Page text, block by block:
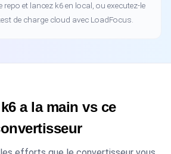
repo et lancez k6 en local, ou executez-le
de charge cloud avec LoadFocus.
a la main vs ce